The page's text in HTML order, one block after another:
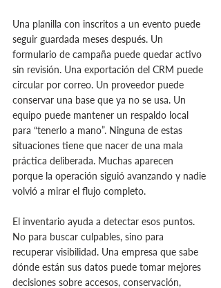
Una planilla con inscritos a un evento puede
seguir guardada meses después. Un
formulario de campaña puede quedar activo
sin revisión. Una exportación del CRM puede
circular por correo. Un proveedor puede
conservar una base que ya no se usa. Un
equipo puede mantener un respaldo local
para “tenerlo a mano”. Ninguna de estas
situaciones tiene que nacer de una mala
práctica deliberada. Muchas aparecen
porque la operación siguió avanzando y nadie
volvió a mirar el flujo completo.
El inventario ayuda a detectar esos puntos.
No para buscar culpables, sino para
recuperar visibilidad. Una empresa que sabe
dónde están sus datos puede tomar mejores
decisiones sobre accesos, conservación,